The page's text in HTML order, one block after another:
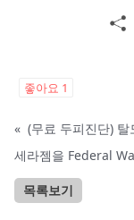
좋아요 1
« (무료 두피진단)
세라젬을 Federal
목록보기